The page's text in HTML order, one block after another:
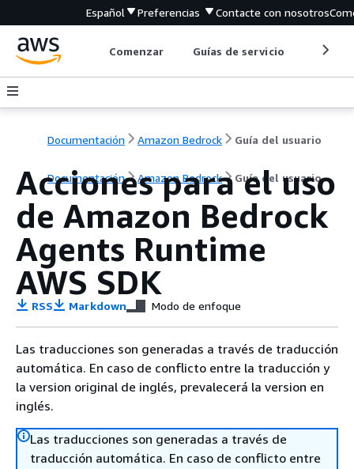
Español Preferencias Contacte con nosotros
Comenzar Guías de servicio
Documentación Amazon Bedrock Guía del usuario
Documentación Amazon Bedrock Guía del usuario
Acciones para el uso
de Amazon Bedrock
Agents Runtime
AWS SDK
RSS Markdown Modo de enfoque
Las traducciones son generadas a través de traducción
automática. En caso de conflicto entre la traducción y
la version original de inglés, prevalecerá la version en
inglés.
Las traducciones son generadas a través de
traducción automática. En caso de conflicto entre